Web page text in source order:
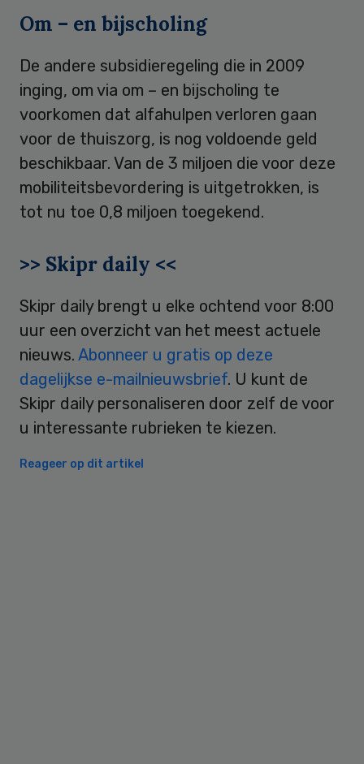
Om – en bijscholing
De andere subsidieregeling die in 2009
inging, om via om – en bijscholing te
voorkomen dat alfahulpen verloren gaan
voor de thuiszorg, is nog voldoende geld
beschikbaar. Van de 3 miljoen die voor deze
mobiliteitsbevordering is uitgetrokken, is
tot nu toe 0,8 miljoen toegekend.
>> Skipr daily <<
Skipr daily brengt u elke ochtend voor 8:00
uur een overzicht van het meest actuele
nieuws. Abonneer u gratis op deze
dagelijkse e-mailnieuwsbrief. U kunt de
Skipr daily personaliseren door zelf de voor
u interessante rubrieken te kiezen.
Reageer op dit artikel